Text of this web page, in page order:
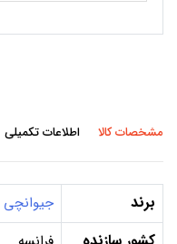
مشخصات کالا اطلاعات تکمیلی
برند جیوانچی